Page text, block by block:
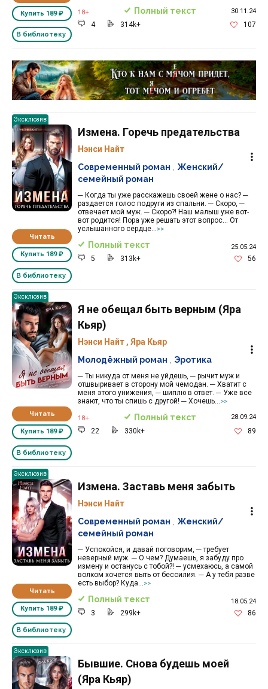
Купить 189 ₽
В библиотеку
18+ Полный текст 30.11.24
4 314k+ 107
Реклама 16+ АО «ЛитГород»
Эксклюзив
Читать
Купить 189 ₽
В библиотеку
Измена. Горечь предательства
Нэнси Найт
─ Когда ты уже расскажешь своей жене о нас? ─
раздается голос подруги из спальни. ─ Скоро, ─
отвечает мой муж. ─ Скоро?! Наш малыш уже вот-
вот родится! Пора уже решать этот вопрос… От
услышанного сердце...
>>
Современный роман
Женский/
семейный роман
Полный текст 25.05.24
5 313k+ 56
Эксклюзив
Читать
Купить 189 ₽
В библиотеку
Я не обещал быть верным (Яра
Кьяр)
Нэнси Найт , Яра Кьяр
─ Ты никуда от меня не уйдешь, ─ рычит муж и
отшвыривает в сторону мой чемодан. ─ Хватит с
меня этого унижения, ─ шиплю в ответ. ─ Уже все
знают, что ты спишь с другой! ─ Хочешь...
>>
Молодёжный роман Эротика
18+ Полный текст 28.09.24
22 330k+ 89
Эксклюзив
Читать
Купить 189 ₽
В библиотеку
Измена. Заставь меня забыть
Нэнси Найт
─ Успокойся, и давай поговорим, ─ требует
неверный муж. ─ О чем? Думаешь, я забуду про
измену и останусь с тобой?! ─ усмехаюсь, а самой
волком хочется выть от бессилия. ─ А у тебя разве
есть выбор? Куда...
>>
Современный роман
Женский/
семейный роман
Полный текст 18.05.24
3 299k+ 86
Эксклюзив
Бывшие. Снова будешь моей
(Яра Кьяр)